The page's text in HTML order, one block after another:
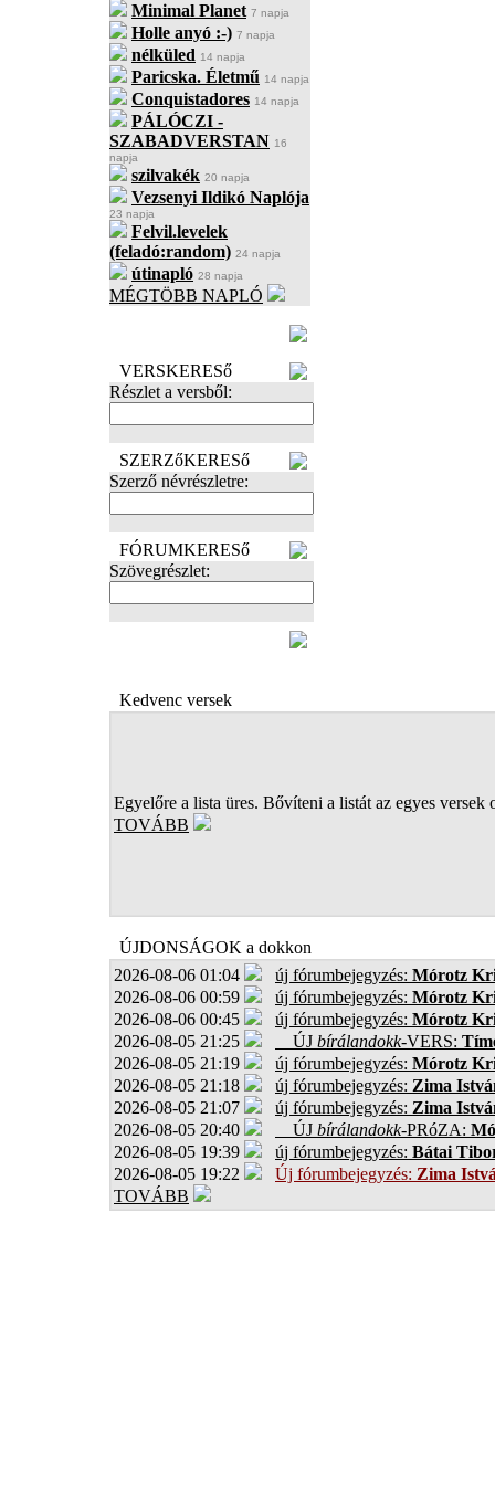
Minimal Planet 7 napja
Holle anyó :-) 7 napja
nélküled 14 napja
Paricska. Életmű 14 napja
Conquistadores 14 napja
PÁLÓCZI -
SZABADVERSTAN 16
napja
szilvakék 20 napja
Vezsenyi Ildikó Naplója
23 napja
Felvil.levelek
(feladó:random) 24 napja
útinapló 28 napja
MÉGTÖBB NAPLÓ
VERSKERESő
Részlet a versből:
SZERZőKERESő
Szerző névrészletre:
FÓRUMKERESő
Szövegrészlet:
Kedvenc versek
Egyelőre a lista üres. Bővíteni a listát az egyes versek
TOVÁBB
ÚJDONSÁGOK a dokkon
2026-08-06 01:04
új fórumbejegyzés: Mórotz
2026-08-06 00:59
új fórumbejegyzés: Mórotz
2026-08-06 00:45
új fórumbejegyzés: Mórotz
2026-08-05 21:25
ÚJ bírálandokk-VERS:
2026-08-05 21:19
új fórumbejegyzés: Mórotz
2026-08-05 21:18
új fórumbejegyzés: Zima
2026-08-05 21:07
új fórumbejegyzés: Zima
2026-08-05 20:40
ÚJ bírálandokk-PRóZA:
2026-08-05 19:39
új fórumbejegyzés: Bátai
2026-08-05 19:22
Új fórumbejegyzés: Zima
TOVÁBB